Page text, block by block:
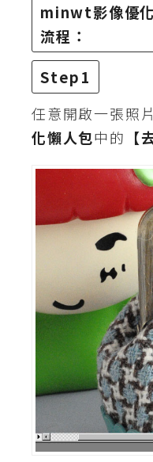
minwt影像優
流程：
Step1
任意開啟一張照
化懶人包中的 【